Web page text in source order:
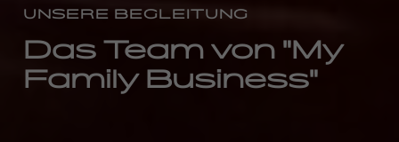
UNSERE BEGLEITUNG
Das Team von "My
Family Business"